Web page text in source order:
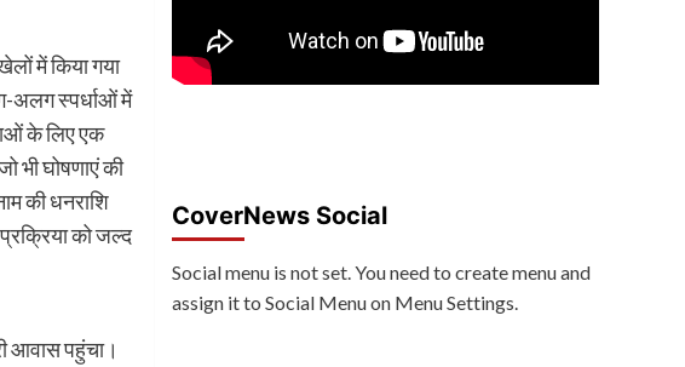
में किया गया
अलग स्पर्धाओं में
के लिए एक
भी घोषणाएं की
की धनराशि
को जल्द
आवास पहुंचा।
CoverNews Social
Social menu is not set. You need to create menu and
assign it to Social Menu on Menu Settings.